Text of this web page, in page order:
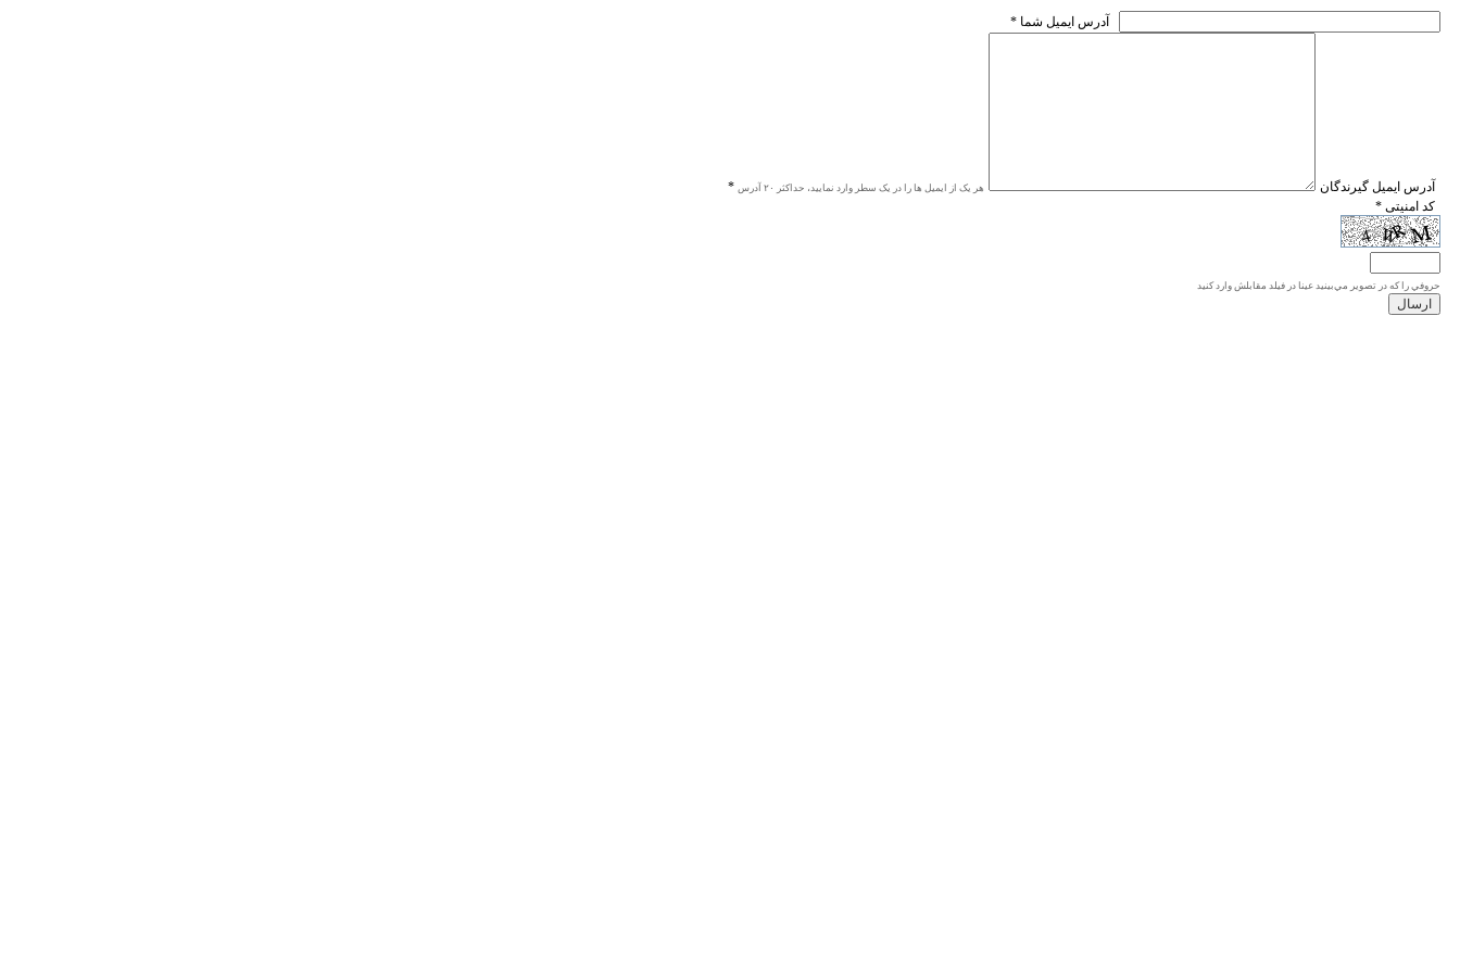
* آدرس ايميل شما
* آدرس ايميل گيرندگان هر یک از ایمیل ها را در یک سطر وارد نمایید، حداکثر ۲۰ آدرس
* کد امنیتی
حروفي را كه در تصوير مي‌بينيد عينا در فيلد مقابلش وارد كنيد